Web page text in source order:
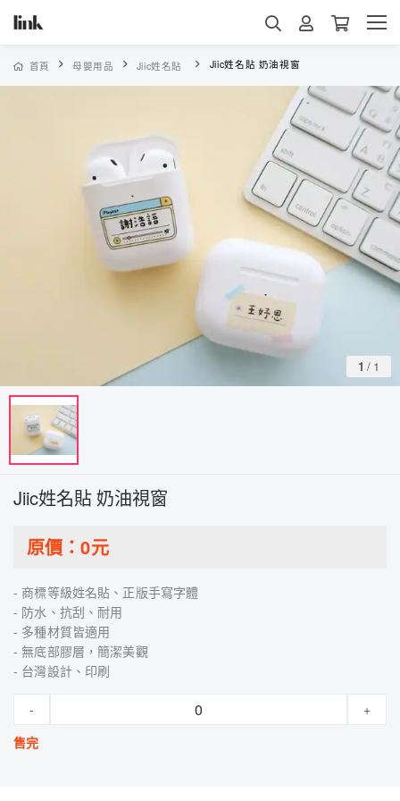
首頁 母嬰用品 Jiic姓名貼 Jiic姓名貼 奶油視窗
1 / 1
Jiic姓名貼 奶油視窗
原價：0元
- 商標等級姓名貼、正版手寫字體
- 防水、抗刮、耐用
- 多種材質皆適用
- 無底部膠層，簡潔美觀
- 台灣設計、印刷
-
+
售完